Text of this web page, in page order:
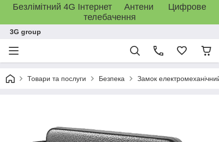
Безлімітний 4G Інтернет Антени Цифрове
телебачення
3G group
Товари та послуги Безпека Замок